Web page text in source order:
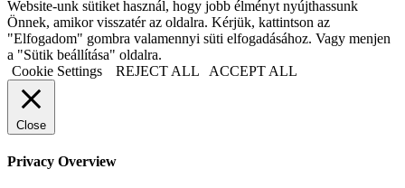
Website-unk sütiket használ, hogy jobb élményt nyújthassunk
Önnek, amikor visszatér az oldalra. Kérjük, kattintson az
"Elfogadom" gombra valamennyi süti elfogadásához. Vagy menjen
a "Sütik beállítása" oldalra.
Cookie Settings
REJECT ALL ACCEPT ALL
Close
Privacy Overview